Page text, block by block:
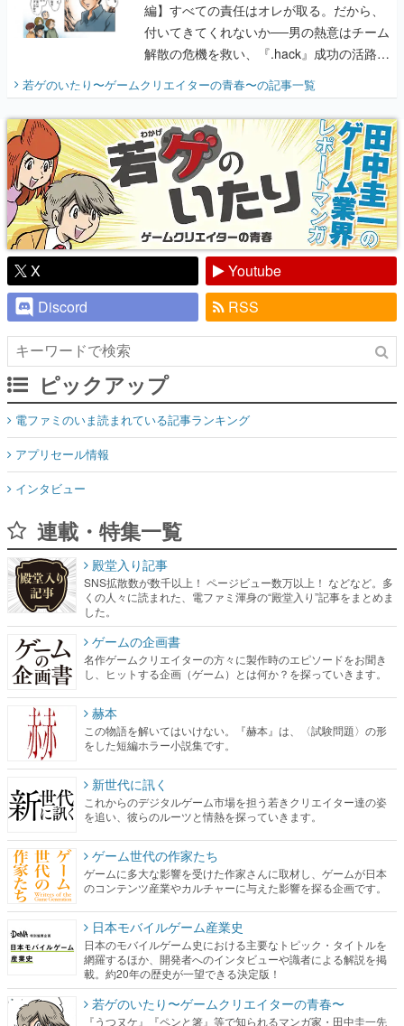
編】すべての責任はオレが取る。だから、
付いてきてくれないか──男の熱意はチーム
解散の危機を救い、『.hack』成功の活路を
開く。業界の快男児・松山 洋に流れる血は
『少年ジャンプ』色だった【若ゲのいた
り】
若ゲのいたり〜ゲームクリエイターの青春〜の記事一覧
X
Youtube
Discord
RSS
ピックアップ
電ファミのいま読まれている記事ランキング
アプリセール情報
インタビュー
連載・特集一覧
殿堂入り記事
SNS拡散数が数千以上！ ページビュー数万以上！ などなど。多
くの人々に読まれた、電ファミ渾身の“殿堂入り”記事をまとめま
した。
ゲームの企画書
名作ゲームクリエイターの方々に製作時のエピソードをお聞き
し、ヒットする企画（ゲーム）とは何か？を探っていきます。
赫本
この物語を解いてはいけない。『赫本』は、〈試験問題〉の形
をした短編ホラー小説集です。
新世代に訊く
これからのデジタルゲーム市場を担う若きクリエイター達の姿
を追い、彼らのルーツと情熱を探っていきます。
ゲーム世代の作家たち
ゲームに多大な影響を受けた作家さんに取材し、ゲームが日本
のコンテンツ産業やカルチャーに与えた影響を探る企画です。
日本モバイルゲーム産業史
日本のモバイルゲーム史における主要なトピック・タイトルを
網羅するほか、開発者へのインタビューや識者による解説を掲
載。約20年の歴史が一望できる決定版！
若ゲのいたり〜ゲームクリエイターの青春〜
『うつヌケ』『ペンと箸』等で知られるマンガ家・田中圭一先